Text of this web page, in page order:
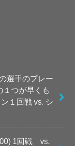
選手のプレー
１つが早くも
１回戦 vs. シ
1回戦 vs.